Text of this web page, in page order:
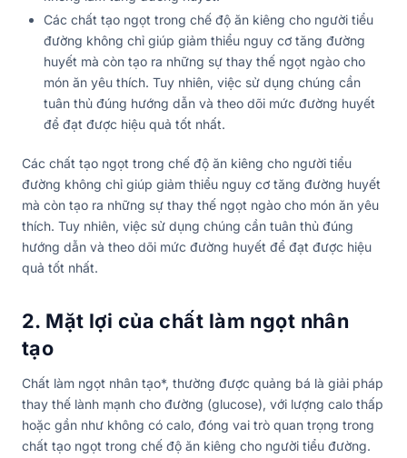
Các chất tạo ngọt trong chế độ ăn kiêng cho người tiểu
đường không chỉ giúp giảm thiểu nguy cơ tăng đường
huyết mà còn tạo ra những sự thay thế ngọt ngào cho
món ăn yêu thích. Tuy nhiên, việc sử dụng chúng cần
tuân thủ đúng hướng dẫn và theo dõi mức đường huyết
để đạt được hiệu quả tốt nhất.
Các chất tạo ngọt trong chế độ ăn kiêng cho người tiểu
đường không chỉ giúp giảm thiểu nguy cơ tăng đường huyết
mà còn tạo ra những sự thay thế ngọt ngào cho món ăn yêu
thích. Tuy nhiên, việc sử dụng chúng cần tuân thủ đúng
hướng dẫn và theo dõi mức đường huyết để đạt được hiệu
quả tốt nhất.
2. Mặt lợi của chất làm ngọt nhân
tạo
Chất làm ngọt nhân tạo*, thường được quảng bá là giải pháp
thay thế lành mạnh cho đường (glucose), với lượng calo thấp
hoặc gần như không có calo, đóng vai trò quan trọng trong
chất tạo ngọt trong chế độ ăn kiêng cho người tiểu đường.